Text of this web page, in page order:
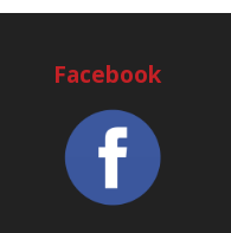
Facebook